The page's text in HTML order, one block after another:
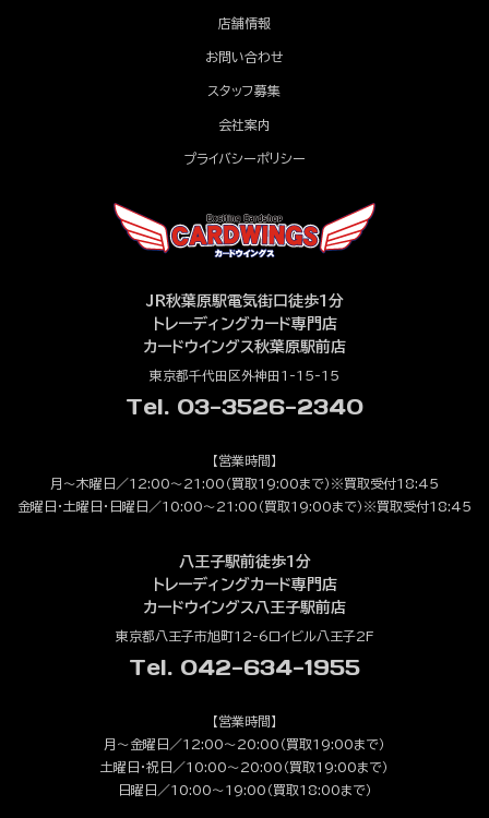
店舗情報
お問い合わせ
スタッフ募集
会社案内
プライバシーポリシー
JR秋葉原駅電気街口徒歩1分
トレーディングカード専門店
カードウイングス秋葉原駅前店
東京都千代田区外神田1-15-15
Tel. 03-3526-2340
【営業時間】
月～木曜日／12:00～21:00（買取19:00まで）※買取受付18:45
金曜日・土曜日・日曜日／10:00～21:00（買取19:00まで）※買取受付18:45
八王子駅前徒歩1分
トレーディングカード専門店
カードウイングス八王子駅前店
東京都八王子市旭町12-6ロイビル八王子2F
Tel. 042-634-1955
【営業時間】
月～金曜日／12:00～20:00（買取19:00まで）
土曜日・祝日／10:00～20:00（買取19:00まで）
日曜日／10:00～19:00（買取18:00まで）